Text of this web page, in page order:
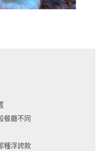
餐廳不同
種浮誇款